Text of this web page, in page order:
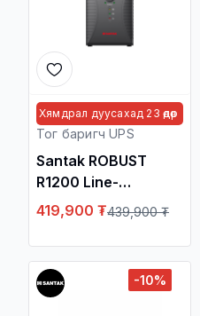
Хямдрал дуусахад 23 өдөр
Тог баригч UPS
Santak ROBUST
R1200 Line-
interactive
1200VA/600W UPS /
Тог Баригч
тогтворжуулагч /
419,900 ₮439,900 ₮
-10%